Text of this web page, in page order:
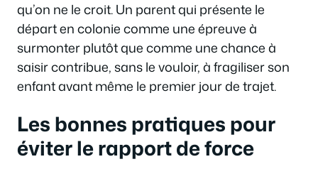
qu’on ne le croit. Un parent qui présente le
départ en colonie comme une épreuve à
surmonter plutôt que comme une chance à
saisir contribue, sans le vouloir, à fragiliser son
enfant avant même le premier jour de trajet.
Les bonnes pratiques pour
éviter le rapport de force